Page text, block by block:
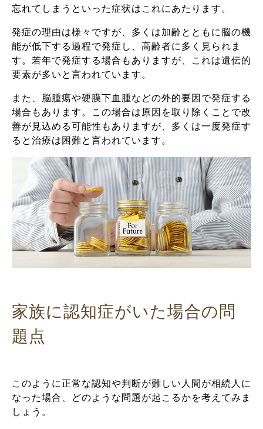
忘れてしまうといった症状はこれにあたります。
発症の理由は様々ですが、多くは加齢とともに脳の機
能が低下する過程で発症し、高齢者に多く見られま
す。若年で発症する場合もありますが、これは遺伝的
要素が多いと言われています。
また、脳腫瘍や硬膜下血腫などの外的要因で発症する
場合もあります。この場合は原因を取り除くことで改
善が見込める可能性もありますが、多くは一度発症す
ると治療は困難と言われています。
家族に認知症がいた場合の問
題点
このように正常な認知や判断が難しい人間が相続人に
なった場合、どのような問題が起こるかを考えてみま
しょう。